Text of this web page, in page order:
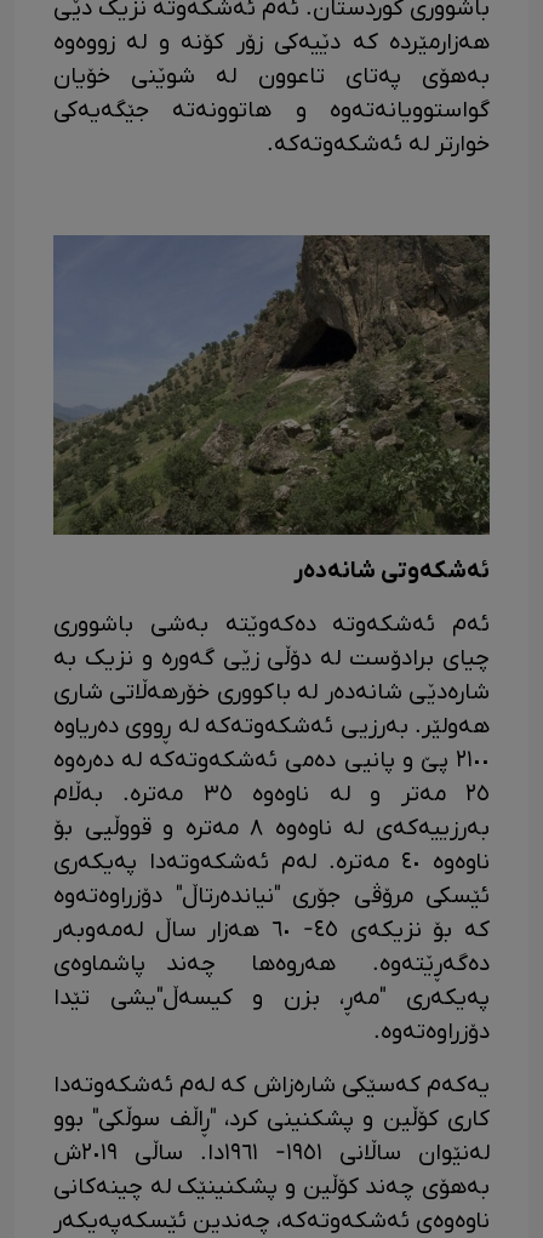
باشووری کوردستان. ئەم ئەشکەوتە نزیک دێی
هەزارمێردە کە دێیەکی زۆر کۆنە و لە زووەوە
بەهۆی پەتای تاعوون لە شوێنی خۆیان
گواستوویانەتەوە و هاتوونەتە جێگەیەکی
خوارتر لە ئەشکەوتەکە.
ئەشکەوتی شانەدەر
ئەم ئەشکەوتە دەکەوێتە بەشی باشووری
چیای برادۆست لە دۆڵی زێی گەورە و نزیک بە
شارەدێی شانەدەر لە باکووری خۆرهەڵاتی شاری
هەولێر. بەرزیی ئەشکەوتەکە لە ڕووی دەریاوە
٢١٠٠ پێ و پانیی دەمی ئەشکەوتەکە لە دەرەوە
٢٥ مەتر و لە ناوەوە ٣٥ مەترە. بەڵام
بەرزییەکەی لە ناوەوە ٨ مەترە و قووڵیی بۆ
ناوەوە ٤٠ مەترە. لەم ئەشکەوتەدا پەیکەری
ئێسکی مرۆڤی جۆری "نیاندەرتاڵ" دۆزراوەتەوە
کە بۆ نزیکەی ٤٥- ٦٠ هەزار ساڵ لەمەوبەر
دەگەڕێتەوە. هەروەها چەند پاشماوەی
پەیکەری "مەڕ، بزن و کیسەڵ"یشی تێدا
دۆزراوەتەوە.
یەکەم کەسێکی شارەزاش کە لەم ئەشکەوتەدا
کاری کۆڵین و پشکنینی کرد، "ڕاڵف سوڵکی" بوو
لەنێوان ساڵانی ١٩٥١- ١٩٦١دا. ساڵی ٢٠١٩ش
بەهۆی چەند کۆڵین و پشکنینێک لە چینەکانی
ناوەوەی ئەشکەوتەکە، چەندین ئێسکەپەیکەر